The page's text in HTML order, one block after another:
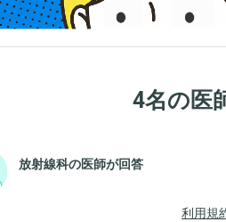
4名の医
放射線科の医師が回答
利用規